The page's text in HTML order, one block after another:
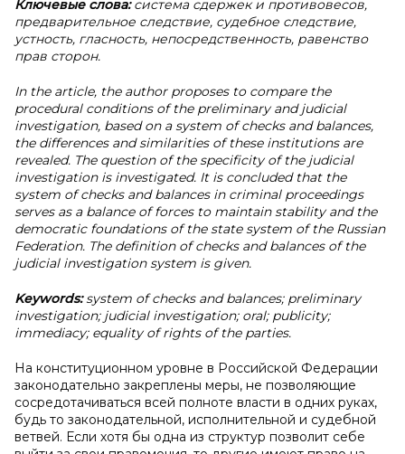
Ключевые слова:система сдержек и противовесов,
предварительное следствие, судебное следствие,
устность, гласность, непосредственность, равенство
прав сторон.
In the article, the author proposes to compare the
procedural conditions of the preliminary and judicial
investigation, based on a system of checks and balances,
the differences and similarities of these institutions are
revealed. The question of the specificity of the judicial
investigation is investigated. It is concluded that the
system of checks and balances in criminal proceedings
serves as a balance of forces to maintain stability and the
democratic foundations of the state system of the Russian
Federation. The definition of checks and balances of the
judicial investigation system is given.
Keywords:system of checks and balances; preliminary
investigation; judicial investigation; oral; publicity;
immediacy; equality of rights of the parties.
На конституционном уровне в Российской Федерации
законодательно закреплены меры, не позволяющие
сосредотачиваться всей полноте власти в одних руках,
будь то законодательной, исполнительной и судебной
ветвей. Если хотя бы одна из структур позволит себе